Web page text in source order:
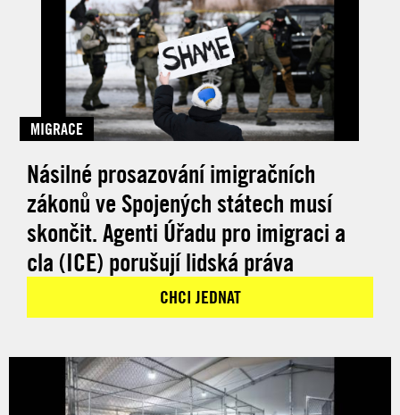
MIGRACE
Násilné prosazování imigračních
zákonů ve Spojených státech musí
skončit. Agenti Úřadu pro imigraci a
cla (ICE) porušují lidská práva
CHCI JEDNAT